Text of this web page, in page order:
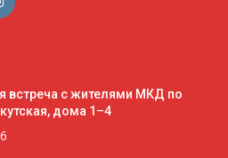
встреча с жителями МКД по
дома 1–4